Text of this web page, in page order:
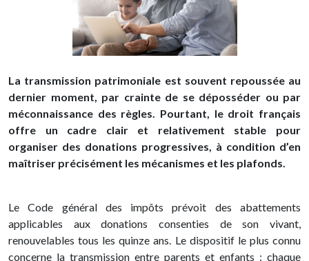
La transmission patrimoniale est souvent repoussée au
dernier moment, par crainte de se déposséder ou par
méconnaissance des règles. Pourtant, le droit français
offre un cadre clair et relativement stable pour
organiser des donations progressives, à condition d’en
maîtriser précisément les mécanismes et les plafonds.
Le Code général des impôts prévoit des abattements
applicables aux donations consenties de son vivant,
renouvelables tous les quinze ans. Le dispositif le plus connu
concerne la transmission entre parents et enfants : chaque